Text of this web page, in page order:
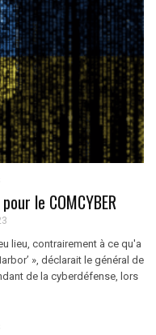
le COMCYBER
lieu, contrairement à ce qu'a
», déclarait le général de
de la cyberdéfense, lors